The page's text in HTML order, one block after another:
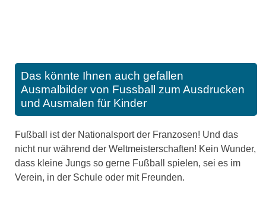
Das könnte Ihnen auch gefallen
Ausmalbilder von Fussball zum Ausdrucken
und Ausmalen für Kinder
Fußball ist der Nationalsport der Franzosen! Und das
nicht nur während der Weltmeisterschaften! Kein Wunder,
dass kleine Jungs so gerne Fußball spielen, sei es im
Verein, in der Schule oder mit Freunden.